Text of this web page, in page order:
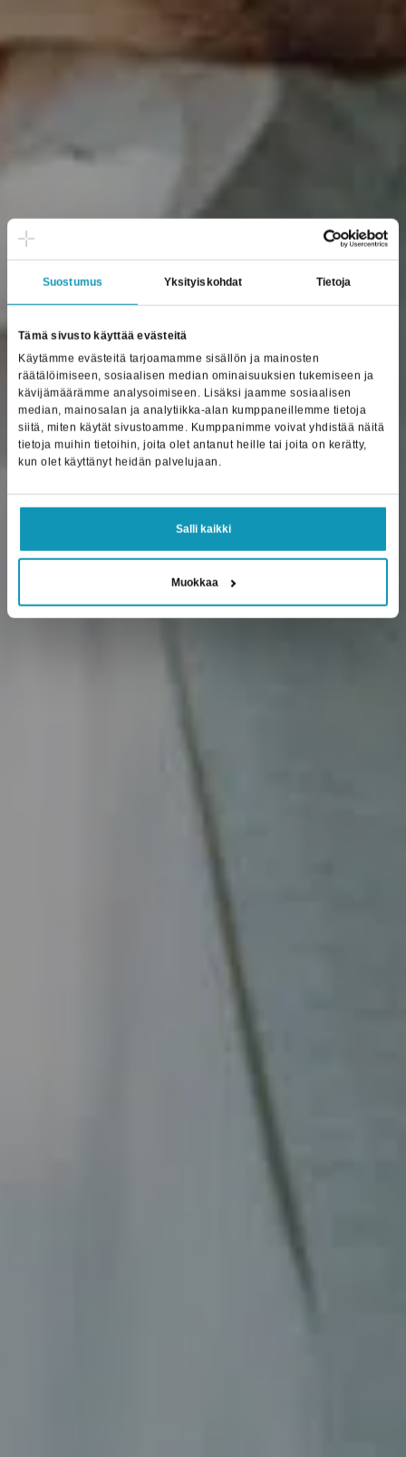
Suostumus Yksityiskohdat Tietoja
Tämä sivusto käyttää evästeitä
Käytämme evästeitä tarjoamamme sisällön ja mainosten
räätälöimiseen, sosiaalisen median ominaisuuksien tukemiseen ja
kävijämäärämme analysoimiseen. Lisäksi jaamme sosiaalisen
median, mainosalan ja analytiikka-alan kumppaneillemme tietoja
siitä, miten käytät sivustoamme. Kumppanimme voivat yhdistää näitä
tietoja muihin tietoihin, joita olet antanut heille tai joita on kerätty,
kun olet käyttänyt heidän palvelujaan.
Salli kaikki
Muokkaa
Jeeves ERP
Markki­noiden
integroitavin ERP-
toiminnan­ohjaus­
järjestelmä.
Lue lisää Jeevesistä Ota yhteyttä